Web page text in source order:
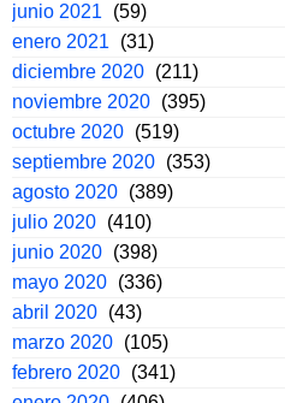
junio 2021
(59)
enero 2021
(31)
diciembre 2020 (211)
noviembre 2020 (395)
octubre 2020 (519)
septiembre 2020 (353)
agosto 2020 (389)
julio 2020 (410)
junio 2020 (398)
mayo 2020 (336)
abril 2020 (43)
marzo 2020 (105)
febrero 2020 (341)